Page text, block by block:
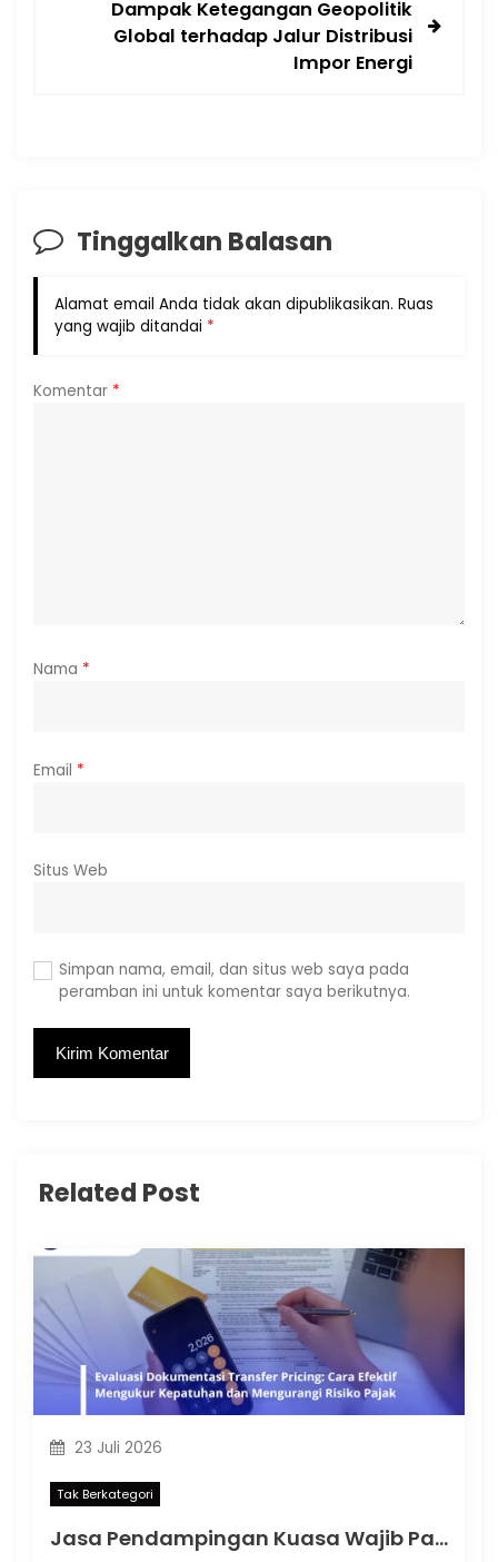
Dampak Ketegangan Geopolitik
Global terhadap Jalur Distribusi
Impor Energi
Tinggalkan Balasan
Alamat email Anda tidak akan dipublikasikan. Ruas
yang wajib ditandai *
Komentar *
Nama *
Email *
Situs Web
Simpan nama, email, dan situs web saya pada
peramban ini untuk komentar saya berikutnya.
Related Post
23 Juli 2026
Tak Berkategori
Jasa Pendampingan Kuasa Wajib Pajak: Memahami Mulai Kapan SKT Wajib bagi Kuasa Wajib Pajak Menurut PMK 44 Tahun 2026